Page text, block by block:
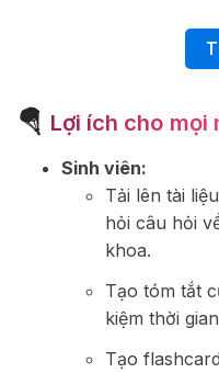
🪂 Lợi ích cho mọi
Sinh viên:
Tải lên tài
hỏi câu hỏi
khoa.
Tạo tóm tắt
kiệm thời
Tạo